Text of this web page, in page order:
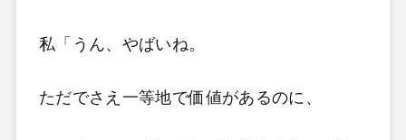
私「うん、やばいね。
ただでさえ一等地で価値があるのに、